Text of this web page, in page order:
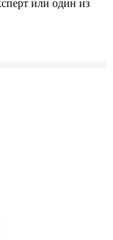
или один из